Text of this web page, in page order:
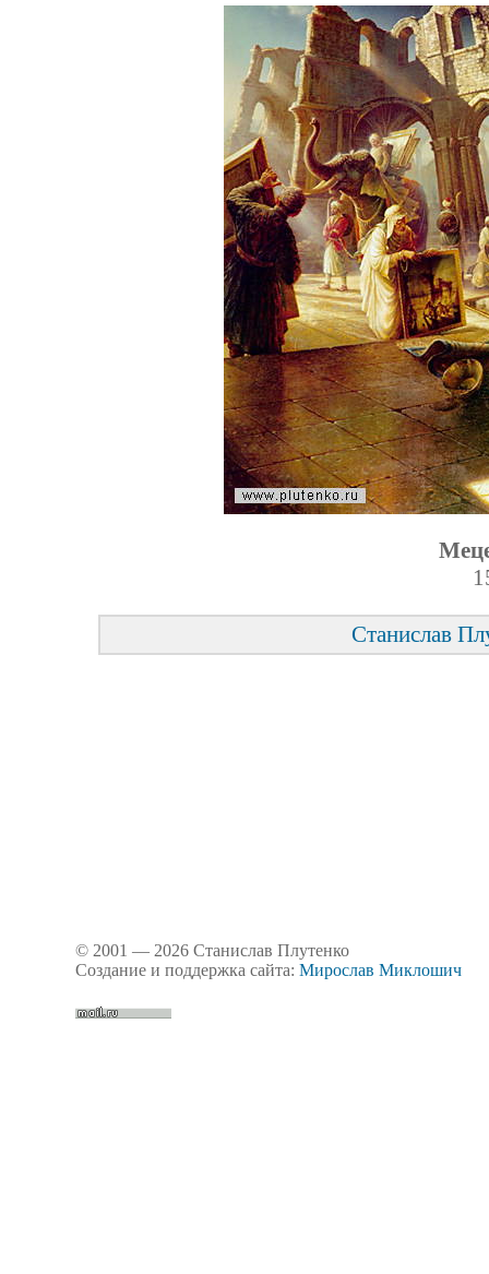
Станислав
© 2001 — 2026 Станислав Плутенко
Создание и поддержка сайта: Мирослав Миклошич